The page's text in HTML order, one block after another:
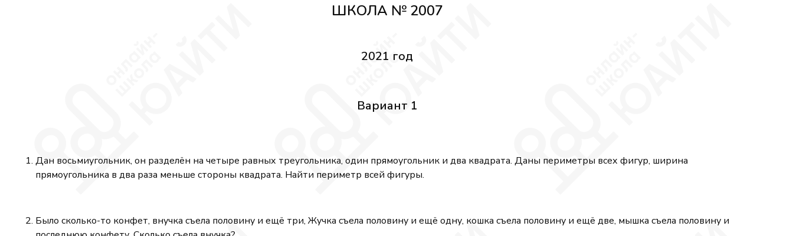
ШКОЛА № 2007
2021 год
Вариант 1
Дан восьмиугольник, он разделён на четыре равных треугольника, один прямоугольник и два квадрата. Даны периметры всех фигур, ширина
прямоугольника в два раза меньше стороны квадрата. Найти периметр всей фигуры.
Было сколько-то конфет, внучка съела половину и ещё три, Жучка съела половину и ещё одну, кошка съела половину и ещё две, мышка съела половину и